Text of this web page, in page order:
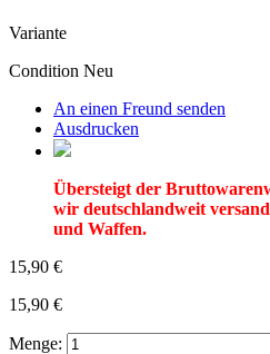
Variante
Condition Neu
An einen Freund senden
Ausdrucken
Übersteigt der
wir deutschlandweit
und Waffen.
15,90 €
15,90 €
Menge: